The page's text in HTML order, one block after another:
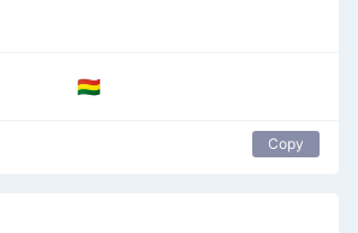
🇧🇴
Copy